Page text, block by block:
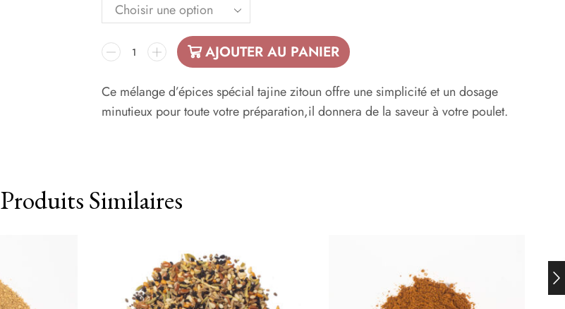
AJOUTER AU PANIER
Ce mélange d’épices spécial tajine zitoun offre une simplicité et un dosage
minutieux pour toute votre préparation,il donnera de la saveur à votre poulet.
Produits Similaires